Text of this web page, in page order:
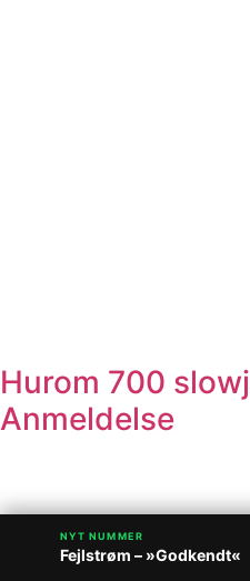
Hurom 700
Anmeldelse
NYT NUMMER
Fejlstrøm – »Godkendt«